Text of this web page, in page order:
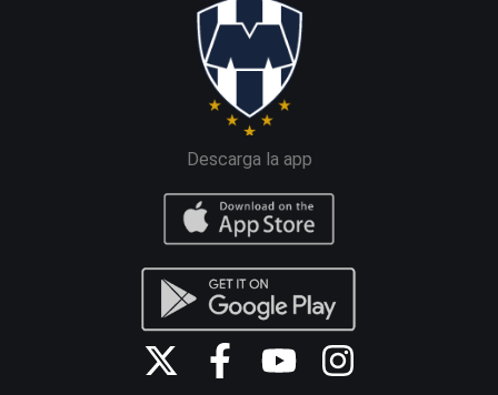
Descarga la app